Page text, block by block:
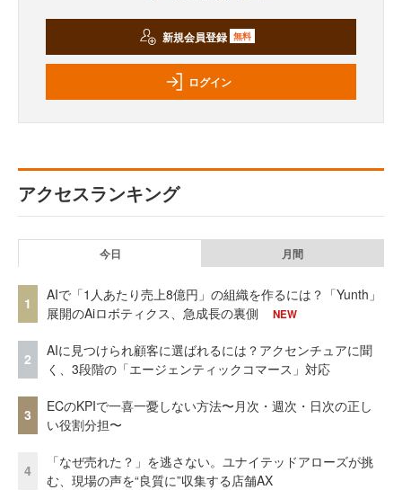
新規会員登録 無料
ログイン
アクセスランキング
今日 月間
1
AIで「1人あたり売上8億円」の組織を作るには？「Yunth」
展開のAiロボティクス、急成長の裏側
NEW
2
AIに見つけられ顧客に選ばれるには？アクセンチュアに聞
く、3段階の「エージェンティックコマース」対応
3
ECのKPIで一喜一憂しない方法〜月次・週次・日次の正し
い役割分担〜
4
「なぜ売れた？」を逃さない。ユナイテッドアローズが挑
む、現場の声を“良質に”収集する店舗AX